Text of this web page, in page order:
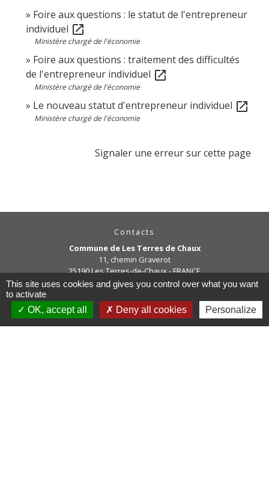
Foire aux questions : le statut de l'entrepreneur
individuel open_in_new
Ministère chargé de l'économie
Foire aux questions : traitement des difficultés
de l'entrepreneur individuel open_in_new
Ministère chargé de l'économie
Le nouveau statut d'entrepreneur individuel open_in_new
Ministère chargé de l'économie
Signaler une erreur sur cette page
Contacts
Commune de Les Terres de Chaux
11, chemin Graverot
25190 Les Terres-de-Chaux - FRANCE
+33 3 81 94 14 85
Contact par formulaire
This site uses cookies and gives you control over what you want
to activate
OK, accept all
Deny all cookies Personalize